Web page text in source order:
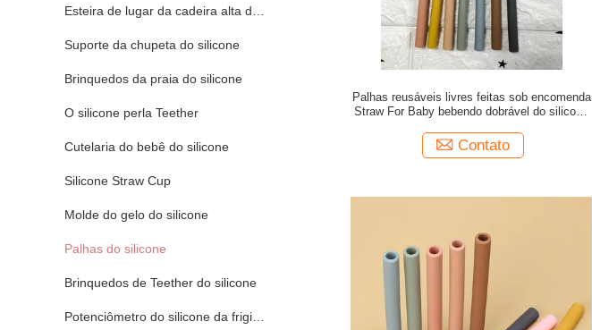
Esteira de lugar da cadeira alta do silicone
Suporte da chupeta do silicone
Brinquedos da praia do silicone
O silicone perla Teether
Cutelaria do bebê do silicone
Silicone Straw Cup
Molde do gelo do silicone
Palhas do silicone
Brinquedos de Teether do silicone
Potenciômetro do silicone da frigideira do ar
Palhas reusáveis livres feitas sob encomenda
Straw For Baby bebendo dobrável do silicone
Contato